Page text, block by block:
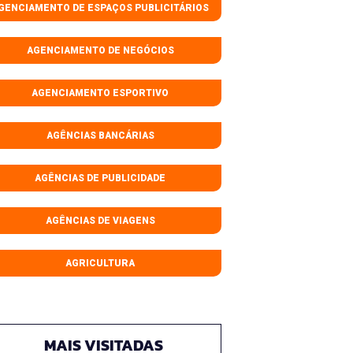
DE ESPAÇOS PUBLICITÁRIOS
AGENCIAMENTO DE NEGÓCIOS
AGENCIAMENTO ESPORTIVO
AGÊNCIAS BANCÁRIAS
AGÊNCIAS DE PUBLICIDADE
AGÊNCIAS DE VIAGENS
AGRICULTURA
MAIS VISITADAS